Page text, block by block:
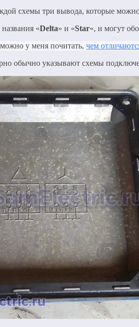
схемы три вывода, которые
«Delta» и «Star«, и могут
у меня почитать, чем
обычно указывают схемы